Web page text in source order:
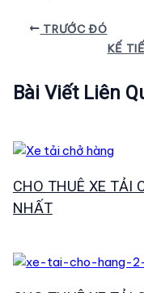
Điều
viết
TRƯỚC ĐÓ
KẾ
Bài Viết Liên
CHO THUÊ XE TẢI
NHẤT